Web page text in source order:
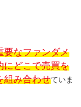
要なファンダメ
にどこで売買を
組み合わせていま